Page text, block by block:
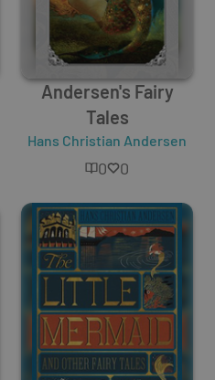
McCaughrean
Andersen's Fairy
Tales
Hans Christian Andersen
0 0